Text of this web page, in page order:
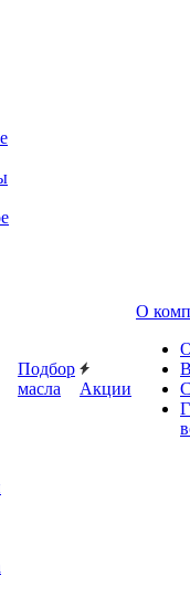
Подбор
масла
Акции
О